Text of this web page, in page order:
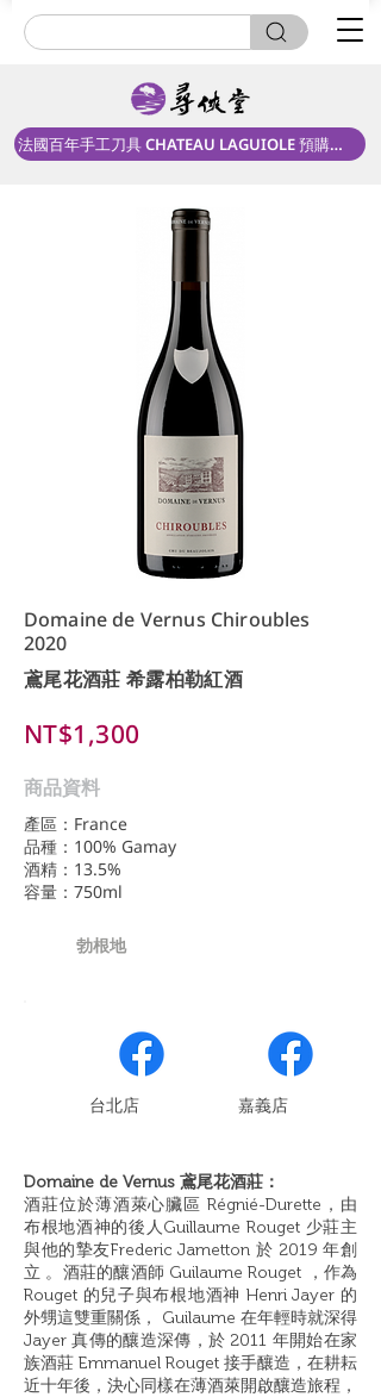
法國百年手工刀具 CHATEAU LAGUIOLE 預購中！
Domaine de Vernus Chiroubles
2020
鳶尾花酒莊 希露柏勒紅酒
NT$1,300
商品資料
產區：France
品種：100% Gamay
酒精：13.5%
容量：750ml
勃根地
​台北店 嘉義店
Domaine de Vernus 鳶尾花酒莊：
酒莊位於薄酒萊心臟區 Régnié-Durette，由
布根地酒神的後人Guillaume Rouget 少莊主
與他的摯友Frederic Jametton 於 2019 年創
立 。酒莊的釀酒師 Guilaume Rouget ，作為
Rouget 的兒子與布根地酒神 Henri Jayer 的
外甥這雙重關係， Guilaume 在年輕時就深得
Jayer 真傳的釀造深傳，於 2011 年開始在家
族酒莊 Emmanuel Rouget 接手釀造，在耕耘
近十年後，決心同樣在薄酒萊開啟釀造旅程，